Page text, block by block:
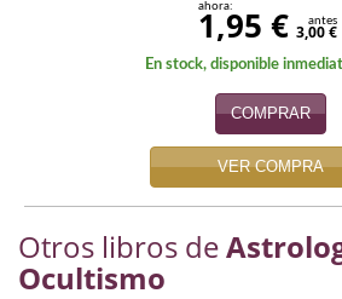
Infantil y juvenil. Nuevo!!
Literatura fantástica
Literatura hispanoamericana
ahora:
1,95 € antes
3,00 €
En stock, disponible
COMPRAR
VER COMPRA
Otros libros de
Ocultismo